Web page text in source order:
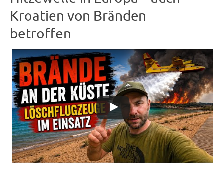
Kroatien von Bränden
betroffen